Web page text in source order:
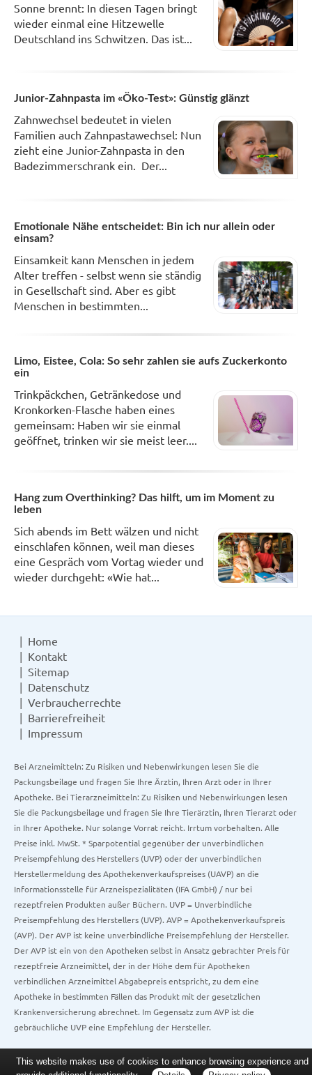
Sonne brennt: In diesen Tagen bringt
wieder einmal eine Hitzewelle
Deutschland ins Schwitzen. Das ist...
Junior-Zahnpasta im «Öko-Test»: Günstig glänzt
Zahnwechsel bedeutet in vielen
Familien auch Zahnpastawechsel: Nun
zieht eine Junior-Zahnpasta in den
Badezimmerschrank ein. Der...
Emotionale Nähe entscheidet: Bin ich nur allein oder
einsam?
Einsamkeit kann Menschen in jedem
Alter treffen - selbst wenn sie ständig
in Gesellschaft sind. Aber es gibt
Menschen in bestimmten...
Limo, Eistee, Cola: So sehr zahlen sie aufs Zuckerkonto
ein
Trinkpäckchen, Getränkedose und
Kronkorken-Flasche haben eines
gemeinsam: Haben wir sie einmal
geöffnet, trinken wir sie meist leer....
Hang zum Overthinking? Das hilft, um im Moment zu
leben
Sich abends im Bett wälzen und nicht
einschlafen können, weil man dieses
eine Gespräch vom Vortag wieder und
wieder durchgeht: «Wie hat...
Home
Kontakt
Sitemap
Datenschutz
Verbraucherrechte
Barrierefreiheit
Impressum
Bei Arzneimitteln: Zu Risiken und Nebenwirkungen lesen Sie die
Packungsbeilage und fragen Sie Ihre Ärztin, Ihren Arzt oder in Ihrer
Apotheke. Bei Tierarzneimitteln: Zu Risiken und Nebenwirkungen lesen
Sie die Packungsbeilage und fragen Sie Ihre Tierärztin, Ihren Tierarzt oder
in Ihrer Apotheke. Nur solange Vorrat reicht. Irrtum vorbehalten. Alle
Preise inkl. MwSt. * Sparpotential gegenüber der unverbindlichen
Preisempfehlung des Herstellers (UVP) oder der unverbindlichen
Herstellermeldung des Apothekenverkaufspreises (UAVP) an die
Informationsstelle für Arzneispezialitäten (IFA GmbH) / nur bei
rezeptfreien Produkten außer Büchern. UVP = Unverbindliche
Preisempfehlung des Herstellers (UVP). AVP = Apothekenverkaufspreis
(AVP). Der AVP ist keine unverbindliche Preisempfehlung der Hersteller.
Der AVP ist ein von den Apotheken selbst in Ansatz gebrachter Preis für
rezeptfreie Arzneimittel, der in der Höhe dem für Apotheken
verbindlichen Arzneimittel Abgabepreis entspricht, zu dem eine
Apotheke in bestimmten Fällen das Produkt mit der gesetzlichen
Krankenversicherung abrechnet. Im Gegensatz zum AVP ist die
gebräuchliche UVP eine Empfehlung der Hersteller.
This website makes use of cookies to enhance browsing experience and